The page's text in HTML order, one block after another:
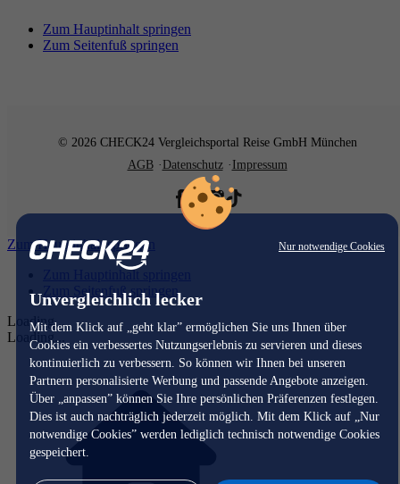
Nur notwendige Cookies
Unvergleichlich lecker
Mit dem Klick auf „geht klar” ermöglichen Sie uns Ihnen über
Cookies ein verbessertes Nutzungserlebnis zu servieren und dieses
kontinuierlich zu verbessern. So können wir Ihnen bei unseren
Partnern personalisierte Werbung und passende Angebote anzeigen.
Über „anpassen” können Sie Ihre persönlichen Präferenzen festlegen.
Dies ist auch nachträglich jederzeit möglich. Mit dem Klick auf „Nur
notwendige Cookies” werden lediglich technisch notwendige Cookies
gespeichert.
Zum Hauptinhalt springen
Zum Seitenfuß springen
© 2026 CHECK24 Vergleichsportal Reise GmbH München
AGB
Datenschutz Impressum
Zum Hauptinhalt springen
Zum Hauptinhalt springen
Zum Seitenfuß springen
Loading...
Loading...